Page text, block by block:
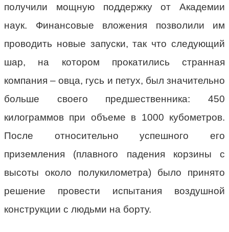
получили мощную поддержку от Академии
наук. Финансовые вложения позволили им
проводить новые запуски, так что следующий
шар, на котором прокатились странная
компания – овца, гусь и петух, был значительно
больше своего предшественника: 450
килограммов при объеме в 1000 кубометров.
После относительно успешного его
приземления (плавного падения корзины с
высоты около полукилометра) было принято
решение провести испытания воздушной
конструкции с людьми на борту.